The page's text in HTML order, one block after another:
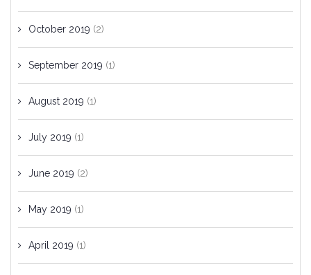
October 2019 (2)
September 2019 (1)
August 2019 (1)
July 2019 (1)
June 2019 (2)
May 2019 (1)
April 2019 (1)